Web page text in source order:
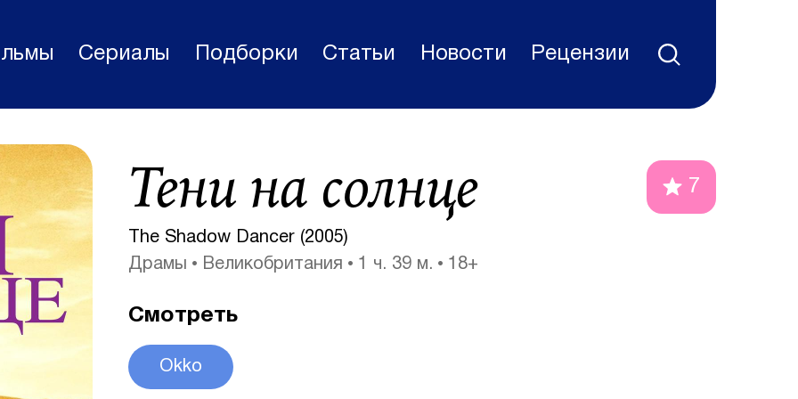
Статьи
Сериалы
Новости
Подборки
Рецензии
Сериалы Подборки Статьи Новости Рецензии
Тени на солнце 7
The Shadow Dancer (2005)
Драмы
Великобритания 1 ч. 39 м. 18+
Смотреть
Okko